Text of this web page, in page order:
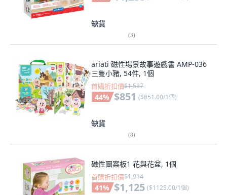
缺貨
(3)
ariati 磁性場景故事遊戲書 AMP-036
三隻小豬, 54件, 1個
首購折扣價$1,537
44% $851 ($851.00/1個)
缺貨
(8)
磁性圖案板1 花與花盆, 1個
首購折扣價$1,914
41% $1,125 ($1125.00/1個)